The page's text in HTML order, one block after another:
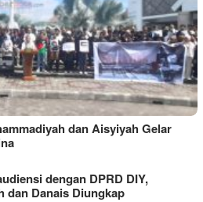
dan Aisyiyah Gelar
dengan DPRD DIY,
dan Danais Diungkap